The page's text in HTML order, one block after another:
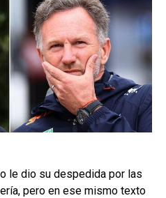
le dio su despedida por las
pero en ese mismo texto